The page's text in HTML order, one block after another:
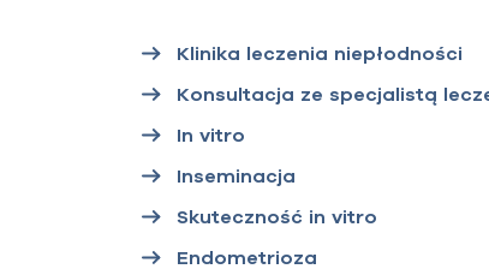
Klinika leczenia niepłodności
Konsultacja ze specjalistą
In vitro
Inseminacja
Skuteczność in vitro
Endometrioza